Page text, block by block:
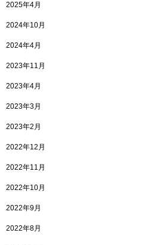
2025年4月
2024年10月
2024年4月
2023年11月
2023年4月
2023年3月
2023年2月
2022年12月
2022年11月
2022年10月
2022年9月
2022年8月